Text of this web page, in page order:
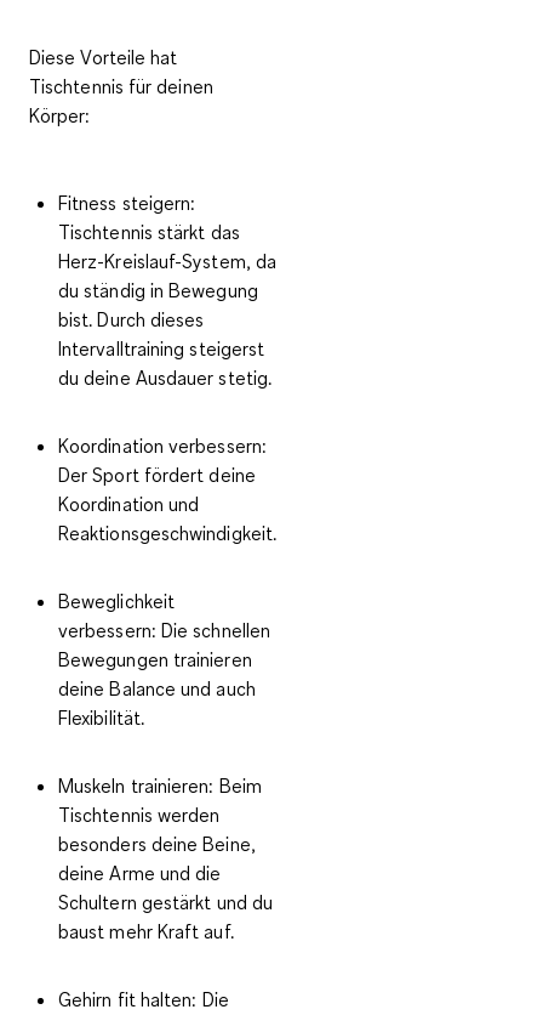
Diese Vorteile hat
Tischtennis für deinen
Körper:
Fitness steigern:
Tischtennis stärkt das
Herz-Kreislauf-System, da
du ständig in Bewegung
bist. Durch dieses
Intervalltraining steigerst
du deine Ausdauer stetig.
Koordination verbessern:
Der Sport fördert deine
Koordination und
Reaktionsgeschwindigkeit.
Beweglichkeit
verbessern: Die schnellen
Bewegungen trainieren
deine Balance und auch
Flexibilität.
Muskeln trainieren: Beim
Tischtennis werden
besonders deine Beine,
deine Arme und die
Schultern gestärkt und du
baust mehr Kraft auf.
Gehirn fit halten: Die